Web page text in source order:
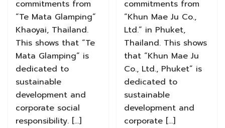
commitments from
“Te Mata Glamping”
Khaoyai, Thailand.
This shows that “Te
Mata Glamping” is
dedicated to
sustainable
development and
corporate social
responsibility. […]
commitments from
“Khun Mae Ju Co.,
Ltd.” in Phuket,
Thailand. This shows
that “Khun Mae Ju
Co., Ltd., Phuket” is
dedicated to
sustainable
development and
corporate […]